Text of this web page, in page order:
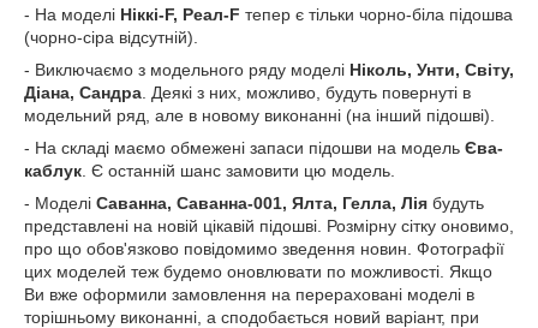
- На моделі Ніккі-F, Реал-F тепер є тільки чорно-біла підошва
(чорно-сіра відсутній).
- Виключаємо з модельного ряду моделі Ніколь, Унти, Світу,
Діана, Сандра . Деякі з них, можливо, будуть повернуті в
модельний ряд, але в новому виконанні (на інший підошві).
- На складі маємо обмежені запаси підошви на модель Єва-
каблук . Є останній шанс замовити цю модель.
- Моделі Саванна, Саванна-001, Ялта, Гелла, Лія будуть
представлені на новій цікавій підошві. Розмірну сітку оновимо,
про що обов'язково повідомимо зведення новин. Фотографії
цих моделей теж будемо оновлювати по можливості. Якщо
Ви вже оформили замовлення на перераховані моделі в
торішньому виконанні, а сподобається новий варіант, при